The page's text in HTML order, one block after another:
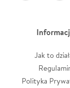
Jak to
Polityka